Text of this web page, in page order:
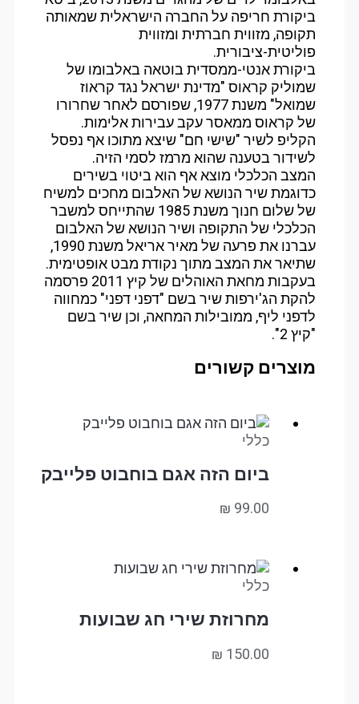
ביקורת חריפה על החברה הישראלית שמאותה
תקופה, מזווית חברתית ומזווית
פוליטית-ציבורית.
ביקורת אנטי-ממסדית בוטאה באלבומו של
שמוליק קראוס "מדינת ישראל נגד קראוז
שמואל" משנת 1977, שפורסם לאחר שחרורו
של קראוס ממאסר עקב עבירות אלימות.
הקליפ לשיר "שישי חם" שיצא מתוכו אף נפסל
לשידור בטענה שהוא מרמז לסמי הזיה.
המצב הכלכלי מוצא אף הוא ביטוי בשירים
כדוגמת שיר הנושא של האלבום מחכים למשיח
של שלום חנוך משנת 1985 שהתייחס למשבר
הכלכלי של התקופה ושיר הנושא של האלבום
עברנו את פרעה של מאיר אריאל משנת 1990,
שתיאר את המצב מתוך נקודת מבט אופטימית.
בעקבות מחאת האוהלים של קיץ 2011 פרסמה
להקת הג'ירפות שיר בשם "דפני דפני" כמחווה
לדפני ליף, ממובילות המחאה, וכן שיר בשם
"קיץ 2".
מוצרים קשורים
כללי
ביום הזה אגם בוחבוט פלייבק
₪ 99.00
כללי
מחרוזת שירי חג שבועות
₪ 150.00